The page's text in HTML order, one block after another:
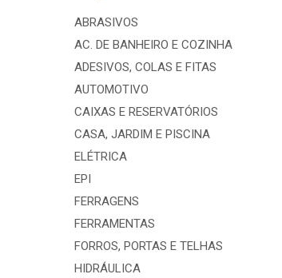
ABRASIVOS
AC. DE BANHEIRO E COZINHA
ADESIVOS, COLAS E FITAS
AUTOMOTIVO
CAIXAS E RESERVATÓRIOS
CASA, JARDIM E PISCINA
ELÉTRICA
EPI
FERRAGENS
FERRAMENTAS
FORROS, PORTAS E TELHAS
HIDRÁULICA